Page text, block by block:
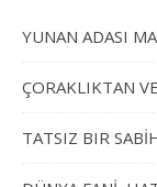
YUNAN ADASI
ÇORAKLIKTAN
TATSIZ BIR